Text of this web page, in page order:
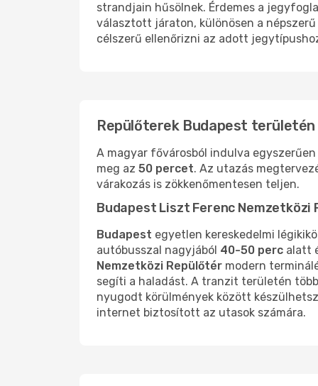
strandjain hűsölnek. Érdemes a
választott járaton, különösen a
célszerű ellenőrizni az adott
Repülőterek Budapest területén
A magyar fővárosból indulva
meg az 50 percet. Az utazás
várakozás is zökkenőmentesen teljen.
Budapest Liszt Ferenc Nemzetközi
Budapest egyetlen kereskedelmi
autóbusszal nagyjából 40-50 perc alatt
Nemzetközi Repülőtér modern
segíti a haladást. A tranzit területén
nyugodt körülmények között
internet biztosított az utasok számára.